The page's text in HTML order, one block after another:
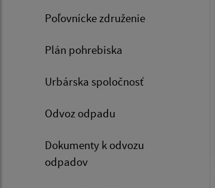
Poľovnícke združenie
Plán pohrebiska
Urbárska spoločnosť
Odvoz odpadu
Dokumenty k odvozu
odpadov